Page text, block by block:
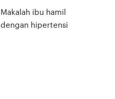
Makalah ibu hamil
dengan hipertensi